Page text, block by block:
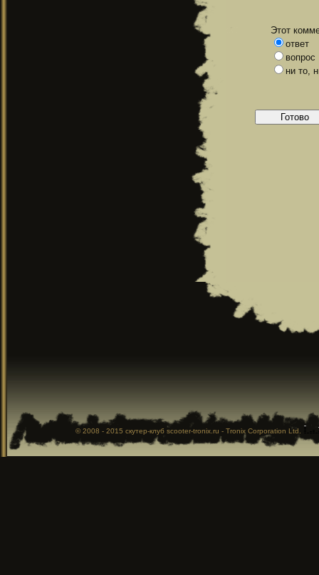
Этот
ответ
вопрос
ни то,
© 2008 - 2015 скутер-клуб scooter-tronix.ru - Tronix Corporation Ltd.